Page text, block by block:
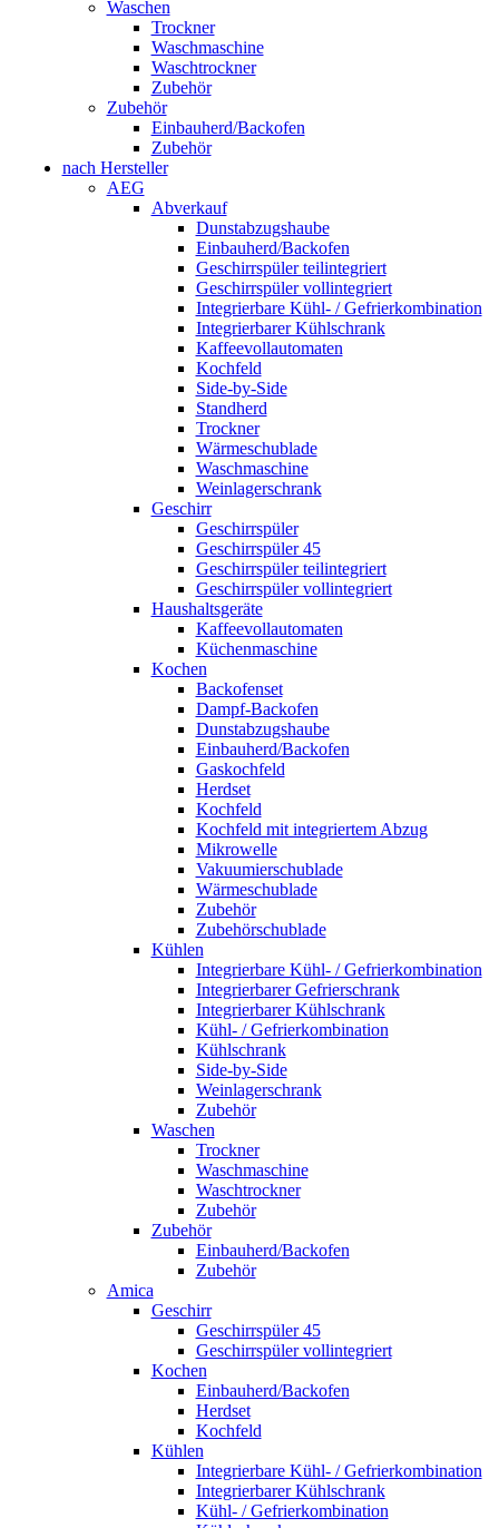
Waschen
Trockner
Waschmaschine
Waschtrockner
Zubehör
Zubehör
Einbauherd/Backofen
Zubehör
nach Hersteller
AEG
Abverkauf
Dunstabzugshaube
Einbauherd/Backofen
Geschirrspüler teilintegriert
Geschirrspüler vollintegriert
Integrierbare Kühl- / Gefrierkombination
Integrierbarer Kühlschrank
Kaffeevollautomaten
Kochfeld
Side-by-Side
Standherd
Trockner
Wärmeschublade
Waschmaschine
Weinlagerschrank
Geschirr
Geschirrspüler
Geschirrspüler 45
Geschirrspüler teilintegriert
Geschirrspüler vollintegriert
Haushaltsgeräte
Kaffeevollautomaten
Küchenmaschine
Kochen
Backofenset
Dampf-Backofen
Dunstabzugshaube
Einbauherd/Backofen
Gaskochfeld
Herdset
Kochfeld
Kochfeld mit integriertem Abzug
Mikrowelle
Vakuumierschublade
Wärmeschublade
Zubehör
Zubehörschublade
Kühlen
Integrierbare Kühl- / Gefrierkombination
Integrierbarer Gefrierschrank
Integrierbarer Kühlschrank
Kühl- / Gefrierkombination
Kühlschrank
Side-by-Side
Weinlagerschrank
Zubehör
Waschen
Trockner
Waschmaschine
Waschtrockner
Zubehör
Zubehör
Einbauherd/Backofen
Zubehör
Amica
Geschirr
Geschirrspüler 45
Geschirrspüler vollintegriert
Kochen
Einbauherd/Backofen
Herdset
Kochfeld
Kühlen
Integrierbare Kühl- / Gefrierkombination
Integrierbarer Kühlschrank
Kühl- / Gefrierkombination